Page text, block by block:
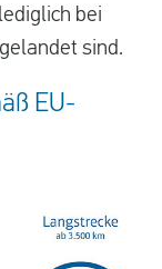
bei
sind.
EU-